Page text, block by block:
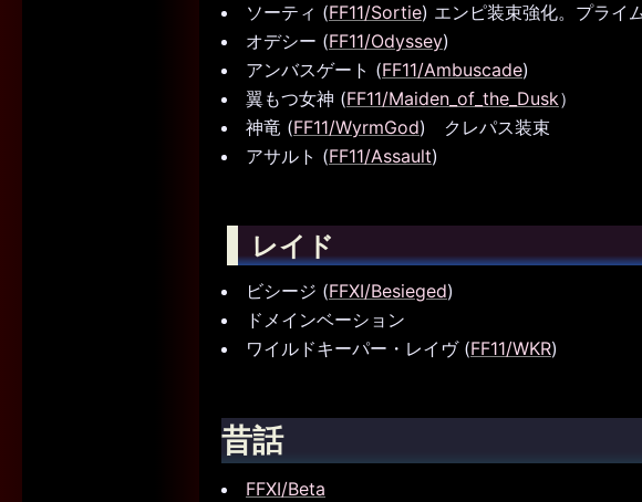
ソーティ (FF11/Sortie) エンピ装束強化。プライ
オデシー (FF11/Odyssey)
アンバスゲート (FF11/Ambuscade)
翼もつ女神 (FF11/Maiden_of_the_Dusk）
神竜 (FF11/WyrmGod) クレパス装束
アサルト (FF11/Assault)
レイド
ビシージ (FFXI/Besieged)
ドメインベーション
ワイルドキーパー・レイヴ (FF11/WKR)
昔話
FFXI/Beta